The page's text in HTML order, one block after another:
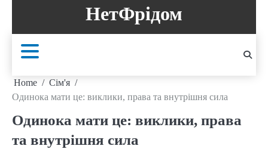
content
НетФрідом
Home
Сім'я
Одинока мати це: виклики, права та внутрішня сила
Одинока мати це: виклики, права
та внутрішня сила